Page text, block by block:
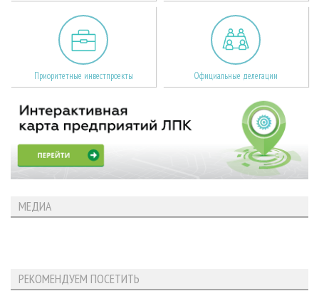
Приоритетные инвестпроекты Официальные делегации
МЕДИА
РЕКОМЕНДУЕМ ПОСЕТИТЬ